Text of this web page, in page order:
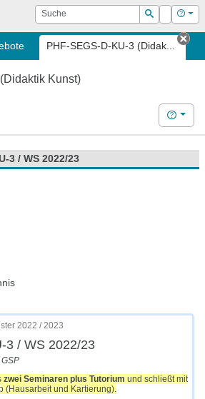
Suche
Suchen
Login Hilfe
PHF-SEGS-D-KU-3 (Didak...
Kunst)
Hilfe
3 / WS 2022/23
2022 / 2023
3 / WS 2022/23
zwei Seminaren plus Tutorium und schließt mit
(Hausarbeit und Kartierung).